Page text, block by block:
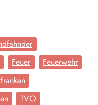
Feuer
Feuerwehr
TVO